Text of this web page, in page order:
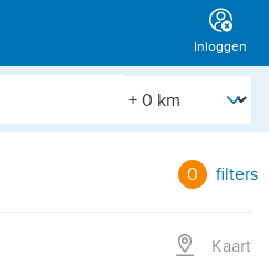
Inloggen
[Straal]
0 filters
Kaart